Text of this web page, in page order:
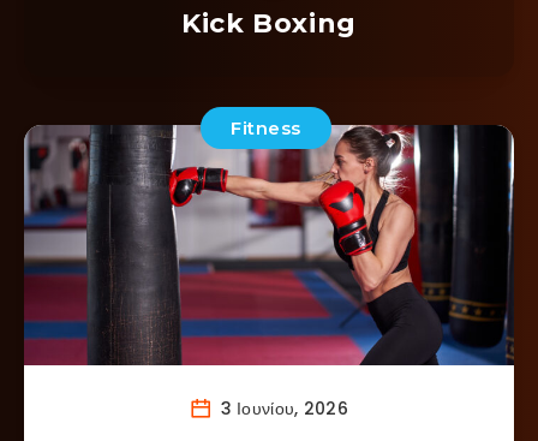
Kick Boxing
Fitness
3 Ιουνίου, 2026